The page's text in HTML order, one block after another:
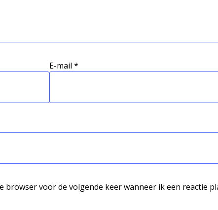
E-mail *
browser voor de volgende keer wanneer ik een reactie